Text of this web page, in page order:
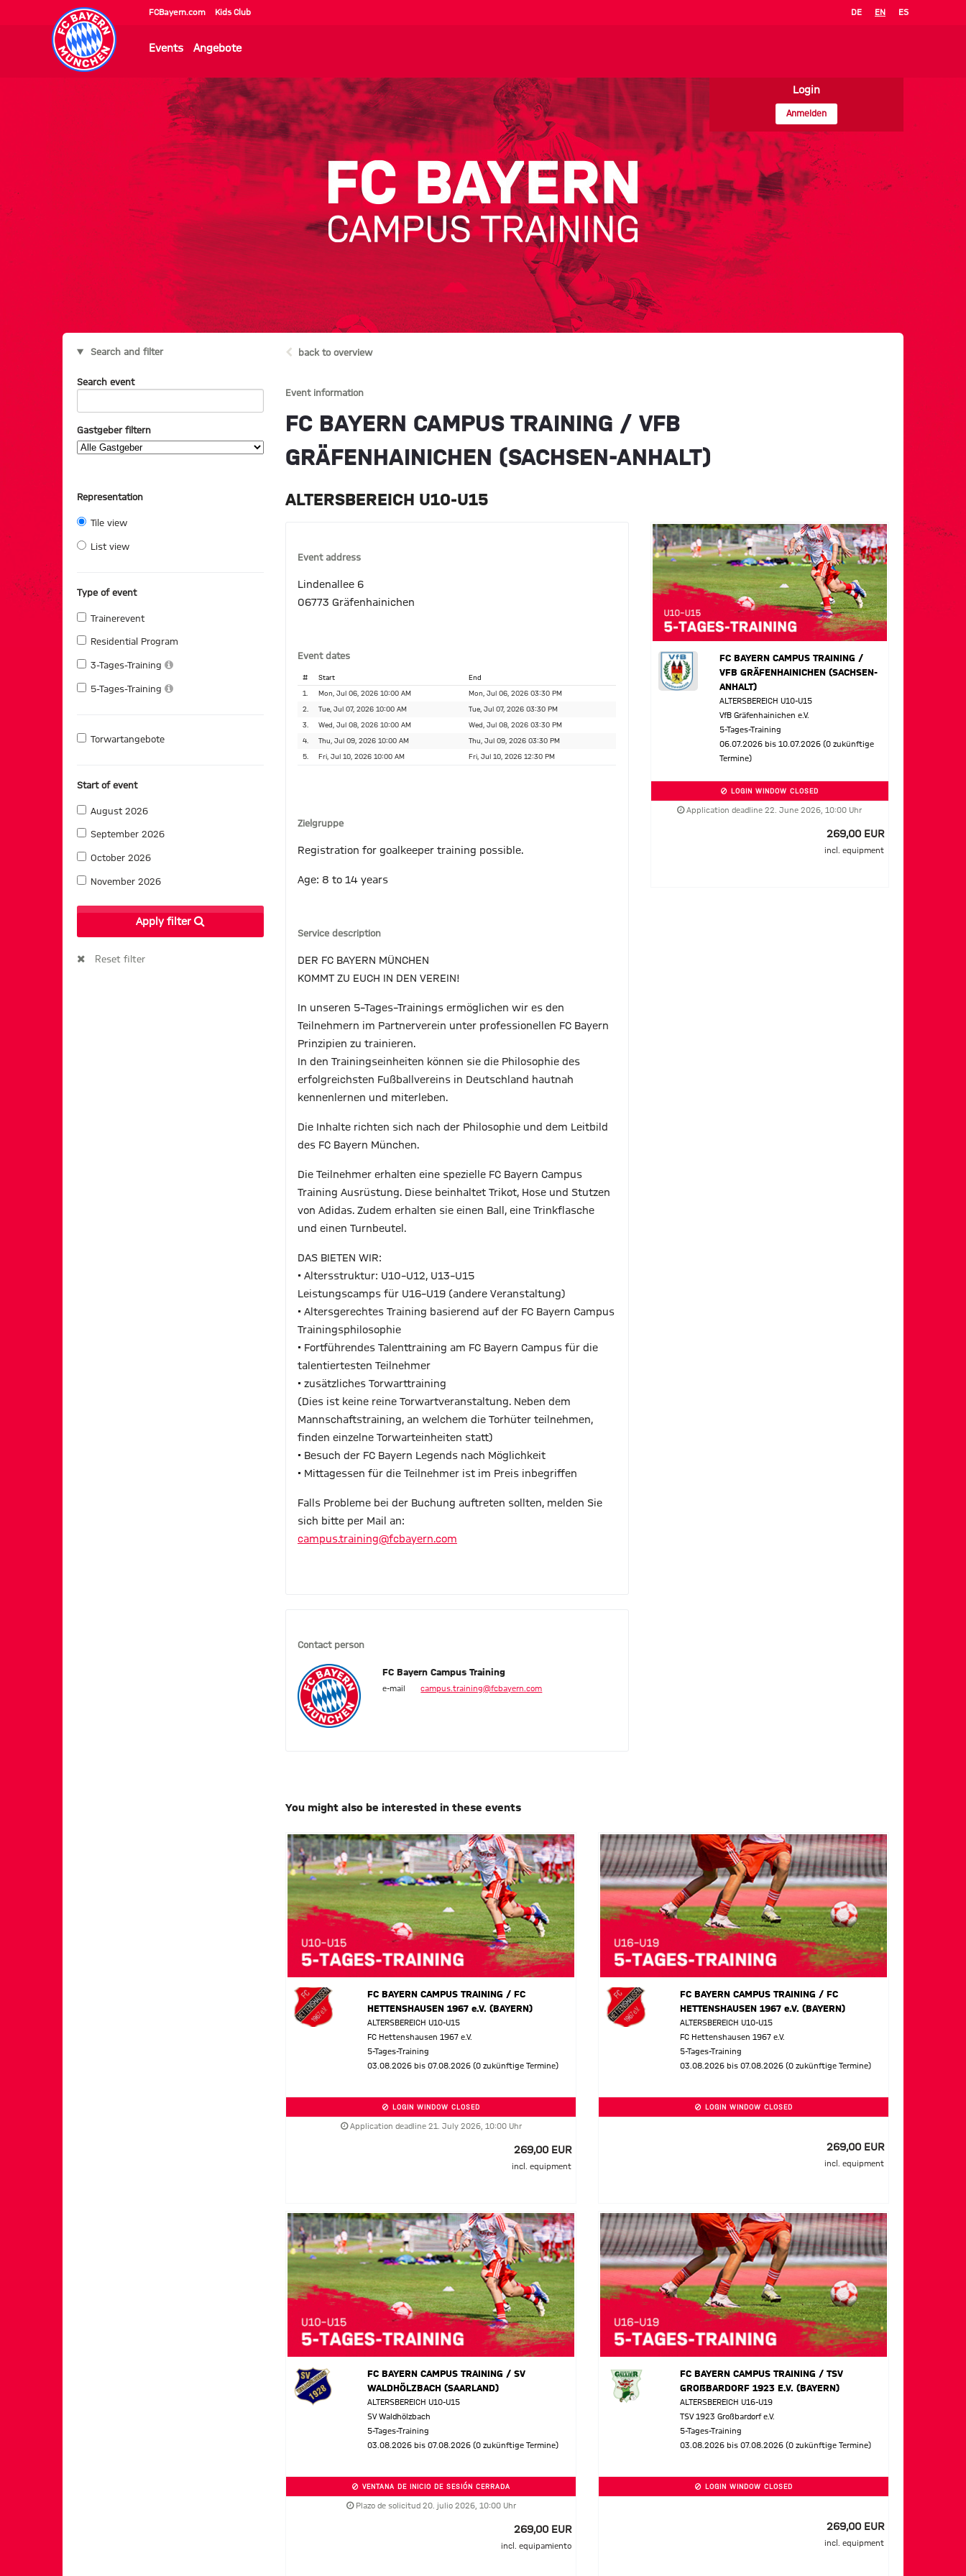
FCBayern.com Kids Club DE EN ES
Events Angebote
Login
Anmelden
Search and filter
Search event
Gastgeber filtern
Representation
Tile view
List view
Type of event
Trainerevent
Residential Program
3-Tages-Training
5-Tages-Training
Torwartangebote
Start of event
August 2026
September 2026
October 2026
November 2026
Apply filter
Reset filter
back to overview
Event information
FC BAYERN CAMPUS TRAINING / VFB
GRÄFENHAINICHEN (SACHSEN-ANHALT)
ALTERSBEREICH U10-U15
Event address
Lindenallee 6
06773 Gräfenhainichen
Event dates
# Start End
1. Mon, Jul 06, 2026 10:00 AM Mon, Jul 06, 2026 03:30 PM
2. Tue, Jul 07, 2026 10:00 AM Tue, Jul 07, 2026 03:30 PM
3. Wed, Jul 08, 2026 10:00 AM Wed, Jul 08, 2026 03:30 PM
4. Thu, Jul 09, 2026 10:00 AM Thu, Jul 09, 2026 03:30 PM
5. Fri, Jul 10, 2026 10:00 AM Fri, Jul 10, 2026 12:30 PM
Zielgruppe
Registration for goalkeeper training possible.
Age: 8 to 14 years
Service description
DER FC BAYERN MÜNCHEN
KOMMT ZU EUCH IN DEN VEREIN!
In unseren 5–Tages–Trainings ermöglichen wir es den
Teilnehmern im Partnerverein unter professionellen FC Bayern
Prinzipien zu trainieren.
In den Trainingseinheiten können sie die Philosophie des
erfolgreichsten Fußballvereins in Deutschland hautnah
kennenlernen und miterleben.
Die Inhalte richten sich nach der Philosophie und dem Leitbild
des FC Bayern München.
Die Teilnehmer erhalten eine spezielle FC Bayern Campus
Training Ausrüstung. Diese beinhaltet Trikot, Hose und Stutzen
von Adidas. Zudem erhalten sie einen Ball, eine Trinkflasche
und einen Turnbeutel.
DAS BIETEN WIR:
• Altersstruktur: U10–U12, U13–U15
Leistungscamps für U16–U19 (andere Veranstaltung)
• Altersgerechtes Training basierend auf der FC Bayern Campus
Trainingsphilosophie
• Fortführendes Talenttraining am FC Bayern Campus für die
talentiertesten Teilnehmer
• zusätzliches Torwarttraining
(Dies ist keine reine Torwartveranstaltung. Neben dem
Mannschaftstraining, an welchem die Torhüter teilnehmen,
finden einzelne Torwarteinheiten statt)
• Besuch der FC Bayern Legends nach Möglichkeit
• Mittagessen für die Teilnehmer ist im Preis inbegriffen
Falls Probleme bei der Buchung auftreten sollten, melden Sie
sich bitte per Mail an:
campus.training@fcbayern.com
Contact person
FC Bayern Campus Training
e-mail campus.training@fcbayern.com
FC BAYERN CAMPUS TRAINING /
VFB GRÄFENHAINICHEN (SACHSEN-
ANHALT)
ALTERSBEREICH U10-U15
VfB Gräfenhainichen e.V.
5-Tages-Training
06.07.2026 bis 10.07.2026 (0 zukünftige
Termine)
LOGIN WINDOW CLOSED
Application deadline 22. June 2026, 10:00 Uhr
269,00 EUR
incl. equipment
You might also be interested in these events
FC BAYERN CAMPUS TRAINING / FC
HETTENSHAUSEN 1967 e.V. (BAYERN)
ALTERSBEREICH U10-U15
FC Hettenshausen 1967 e.V.
5-Tages-Training
03.08.2026 bis 07.08.2026 (0 zukünftige Termine)
LOGIN WINDOW CLOSED
Application deadline 21. July 2026, 10:00 Uhr
269,00 EUR
incl. equipment
FC BAYERN CAMPUS TRAINING / FC
HETTENSHAUSEN 1967 e.V. (BAYERN)
ALTERSBEREICH U10-U15
FC Hettenshausen 1967 e.V.
5-Tages-Training
03.08.2026 bis 07.08.2026 (0 zukünftige Termine)
LOGIN WINDOW CLOSED
269,00 EUR
incl. equipment
FC BAYERN CAMPUS TRAINING / SV
WALDHÖLZBACH (SAARLAND)
ALTERSBEREICH U10-U15
SV Waldhölzbach
5-Tages-Training
03.08.2026 bis 07.08.2026 (0 zukünftige Termine)
VENTANA DE INICIO DE SESIÓN CERRADA
Plazo de solicitud 20. julio 2026, 10:00 Uhr
269,00 EUR
incl. equipamiento
FC BAYERN CAMPUS TRAINING / TSV
GROßBARDORF 1923 E.V. (BAYERN)
ALTERSBEREICH U16-U19
TSV 1923 Großbardorf e.V.
5-Tages-Training
03.08.2026 bis 07.08.2026 (0 zukünftige Termine)
LOGIN WINDOW CLOSED
269,00 EUR
incl. equipment